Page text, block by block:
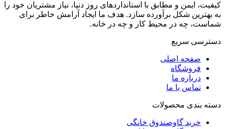
کیفیت، ایمن و مطابق با استانداردهای روز دنیا، نیاز مشتریان خود را
به بهترین شکل برآورده سازد. هدف ما ایجاد آرامش خاطر برای
شماست، چه در محیط کار و چه در خانه.
دسترسی سریع
صفحه اصلی
فروشگاه
درباره ما
تماس با ما
دسته بندی محصولات
خرید گاوصندوق خانگی